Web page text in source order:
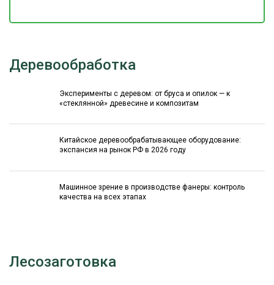
Деревообработка
Эксперименты с деревом: от бруса и опилок — к
«стеклянной» древесине и композитам
Китайское деревообрабатывающее оборудование:
экспансия на рынок РФ в 2026 году
Машинное зрение в производстве фанеры: контроль
качества на всех этапах
Лесозаготовка